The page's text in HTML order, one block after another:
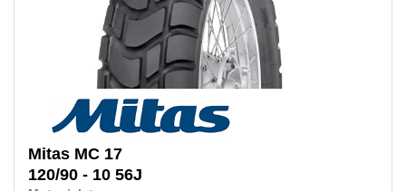
Mitas MC 17
120/90 - 10 56J